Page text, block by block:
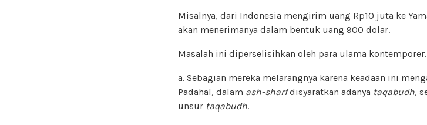
Misalnya, dari Indonesia mengirim uang Rp10 juta ke
akan menerimanya dalam bentuk uang 900 dolar.
Masalah ini diperselisihkan oleh para ulama kontemporer.
a. Sebagian mereka melarangnya karena keadaan ini
Padahal, dalam ash-sharfdisyaratkan adanya taqabudh,
unsur taqabudh.